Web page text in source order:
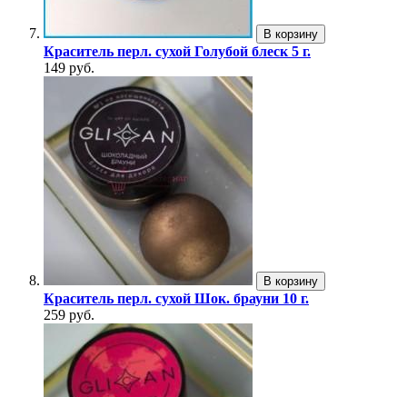
В корзину
Краситель перл. сухой Голубой блеск 5 г.
149 руб.
В корзину
Краситель перл. сухой Шок. брауни 10 г.
259 руб.